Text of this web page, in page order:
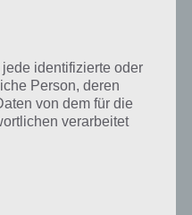
regelmäßiges Spielen
identifizierte oder
Person, deren
von dem für die
verarbeitet